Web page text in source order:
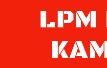
LPM